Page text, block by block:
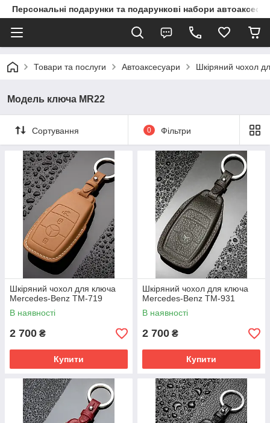
Персональні подарунки та подарункові набори
Товари та послуги Автоаксесуари Шкіряний чохол
Модель ключа MR22
Сортування 0 Фільтри
Шкіряний чохол для ключа
Mercedes-Benz TM-719
В наявності
2 700 ₴
Купити
Шкіряний чохол для ключа
Mercedes-Benz TM-931
В наявності
2 700 ₴
Купити